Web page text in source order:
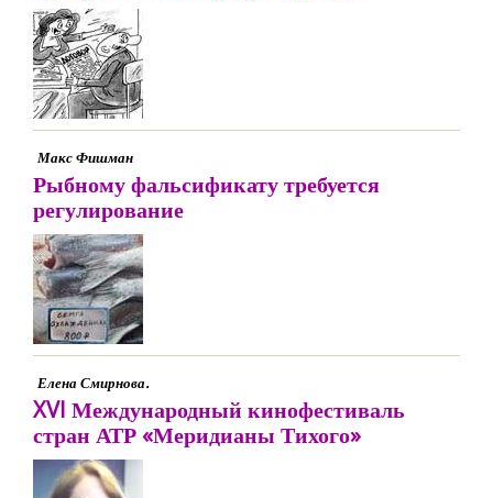
Макс Фишман
Рыбному фальсификату требуется
регулирование
Елена Смирнова.
XVI Международный кинофестиваль
стран АТР «Меридианы Тихого»